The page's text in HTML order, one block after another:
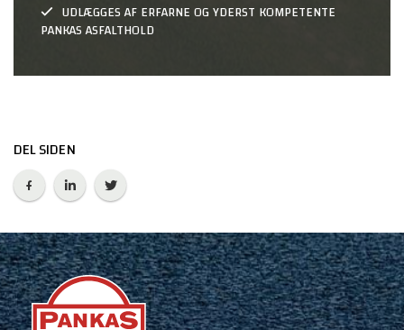
UDLÆGGES AF ERFARNE OG YDERST KOMPETENTE
PANKAS ASFALTHOLD
DEL SIDEN